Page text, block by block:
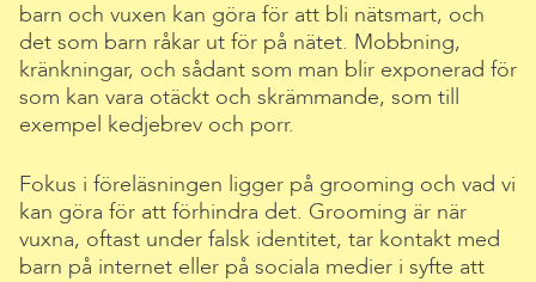
barn och vuxen kan göra för att bli nätsmart, och
det som barn råkar ut för på nätet. Mobbning,
kränkningar, och sådant som man blir exponerad för
som kan vara otäckt och skrämmande, som till
exempel kedjebrev och porr.
Fokus i föreläsningen ligger på grooming och vad vi
kan göra för att förhindra det. Grooming är när
vuxna, oftast under falsk identitet, tar kontakt med
barn på internet eller på sociala medier i syfte att